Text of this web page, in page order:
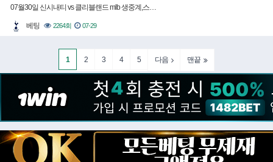
07월30일 신시내티 vs 클리블랜드 mlb 생중계,스…
베팅 2264회 07-29
1 2 3 4 5 다음 맨끝